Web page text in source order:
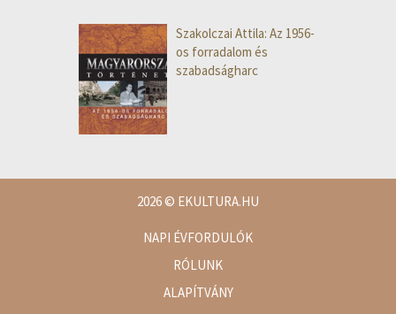
Szakolczai Attila: Az 1956-
os forradalom és
szabadságharc
2026© EKULTURA.HU
NAPI ÉVFORDULÓK
RÓLUNK
ALAPÍTVÁNY